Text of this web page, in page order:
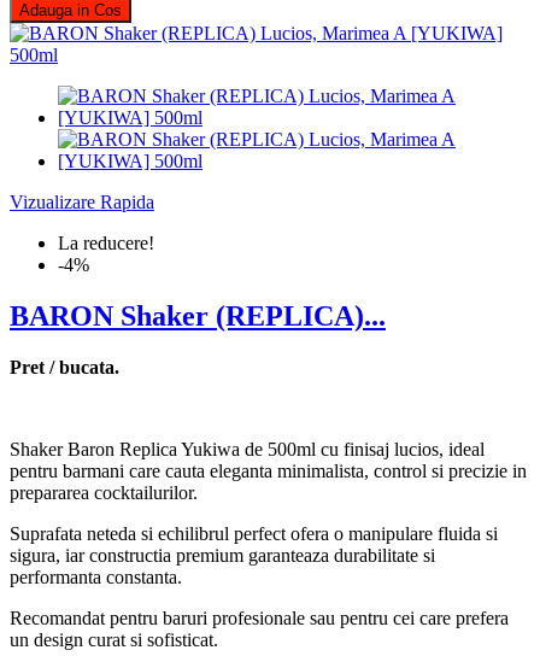
Adauga in Cos
Vizualizare Rapida
La reducere!
-4%
BARON Shaker (REPLICA)...
Pret / bucata.
Shaker Baron Replica Yukiwa de 500ml cu finisaj lucios, ideal
pentru barmani care cauta eleganta minimalista, control si precizie in
prepararea cocktailurilor.
Suprafata neteda si echilibrul perfect ofera o manipulare fluida si
sigura, iar constructia premium garanteaza durabilitate si
performanta constanta.
Recomandat pentru baruri profesionale sau pentru cei care prefera
un design curat si sofisticat.